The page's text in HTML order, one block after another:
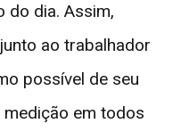
do dia. Assim,
ao trabalhador
possível de seu
medição em todos